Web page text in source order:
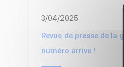
3/04/2025
Revue de presse de la
numéro arrive !